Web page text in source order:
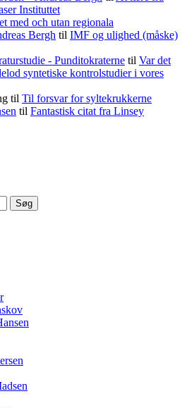
Instituttet
med och utan regionala
Bergh til IMF og ulighed (måske)
- Punditokraterne til Var det
syntetiske kontrolstudier i vores
til Til forsvar for syltekrukkerne
til Fantastisk citat fra Linsey